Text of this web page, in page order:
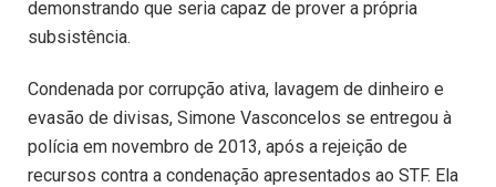
demonstrando que seria capaz de prover a própria
subsistência.
Condenada por corrupção ativa, lavagem de dinheiro e
evasão de divisas, Simone Vasconcelos se entregou à
polícia em novembro de 2013, após a rejeição de
recursos contra a condenação apresentados ao STF. Ela